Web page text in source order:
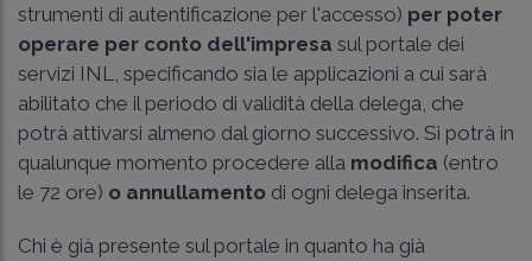
strumenti di autentificazione per l'accesso) per poter
operare per conto dell'impresa sul portale dei
servizi INL, specificando sia le applicazioni a cui sarà
abilitato che il periodo di validità della delega, che
potrà attivarsi almeno dal giorno successivo. Si potrà in
qualunque momento procedere alla modifica (entro
le 72 ore) o annullamento di ogni delega inserita.
Chi è già presente sul portale in quanto ha già